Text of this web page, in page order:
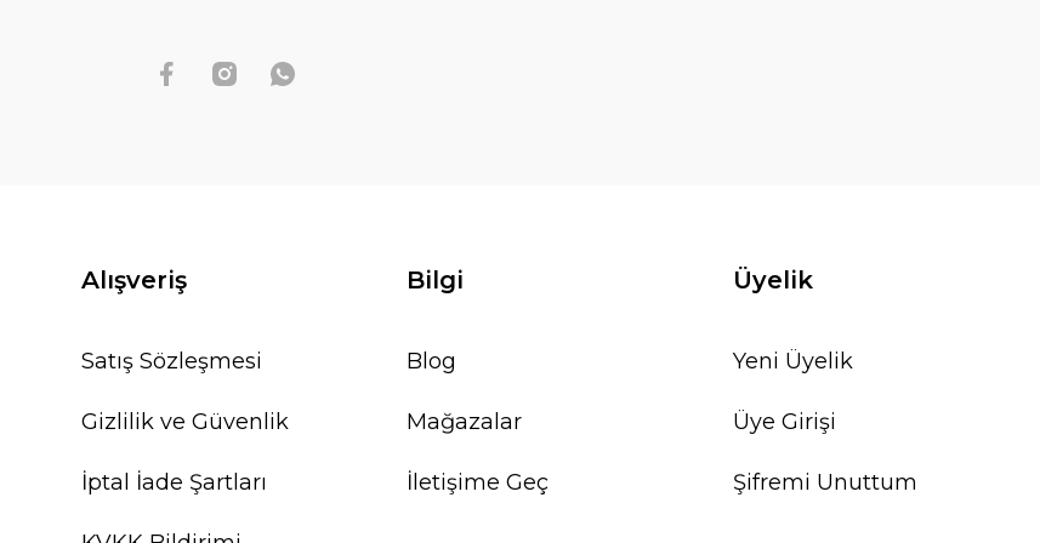
Alışveriş
Satış Sözleşmesi
Gizlilik ve Güvenlik
İptal İade Şartları
Bilgi
Blog
Mağazalar
İletişime Geç
Üyelik
Yeni Üyelik
Üye Girişi
Şifremi Unuttum